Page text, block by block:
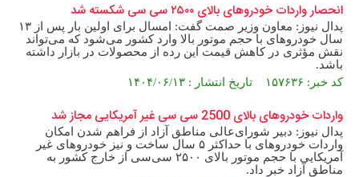
انحصار واردات خودرو‌های بالای ۲۵۰۰ سی سی شکسته شد
پدال نیوز: معاون وزیر صمت گفت: امسال برای اولین بار پس از ۱۳
سال خودرو‌های با حجم موتور بالا وارد کشور می‌شود که می‌تواند
نقش مؤثری در کاهش قیمت این رده از محصولات در بازار داشته
باشد.
کد خبر: ۱۵۷۶۳۶ تاریخ انتشار : ۱۴۰۴/۰۶/۱۳
واردات خودرو‌های بالای 2500 سی سی غیر آمریکایی مجاز شد
پدال نیوز: دبیر شورای‌عالی مناطق آزاد از فراهم شدن امکان
واردات خودرو‌های با حداکثر ۵ سال ساخت و نیز خودرو‌های غیر
آمریکایی با حجم موتور بالای ۲۵۰۰ سی‌سی از خارج کشور به
مناطق آزاد خبر داد.